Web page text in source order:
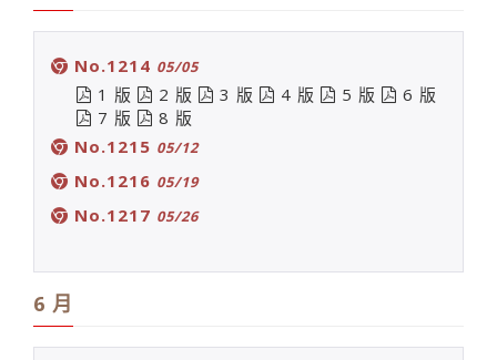
No.1214 05/05
1 版 2 版 3 版 4 版 5 版
6 版
7 版
8 版
No.1215 05/12
No.1216 05/19
No.1217 05/26
6 月